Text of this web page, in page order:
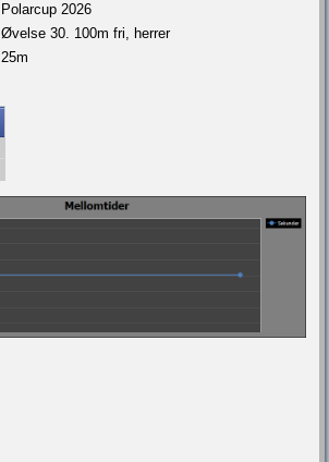
Polarcup 2026
Øvelse 30. 100m fri, herrer
25m